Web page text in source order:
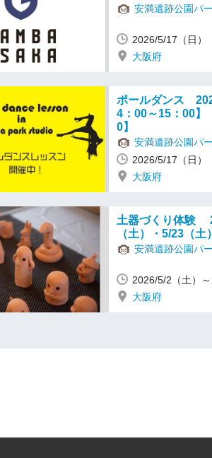
安満遺跡公園パ
2026/5/17（日）
大阪府
ポールダンス
4：00～15：00
0】
安満遺跡公園パ
2026/5/17（日）
大阪府
土器づくり体験
（土）・5/23（土
安満遺跡公園パ
2026/5/2（土）～
大阪府